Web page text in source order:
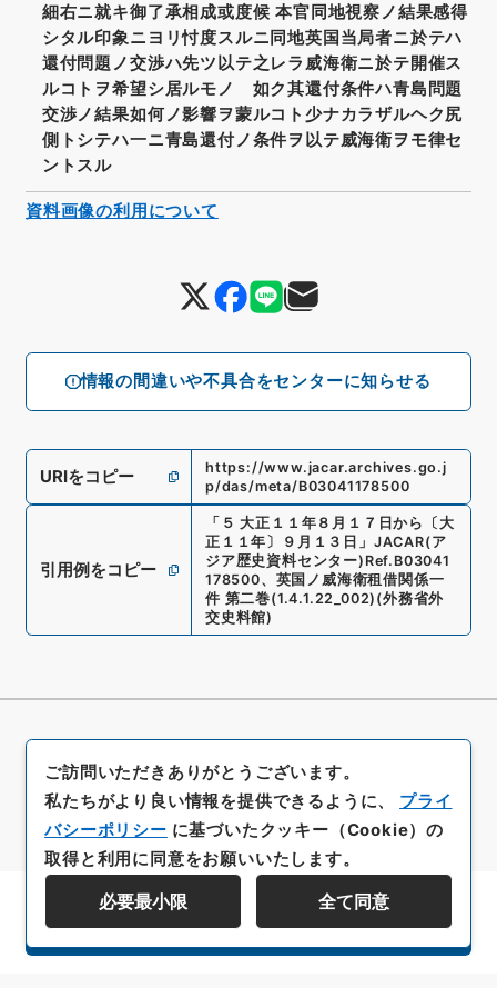
情報の間違いや不具合をセンターに知らせる
細右ニ就キ御了承相成或度候 本官同地視察ノ結果感得
シタル印象ニヨリ忖度スルニ同地英国当局者ニ於テハ
還付問題ノ交渉ハ先ツ以テ之レラ威海衛ニ於テ開催ス
ルコトヲ希望シ居ルモノゝ如ク其還付条件ハ青島問題
交渉ノ結果如何ノ影響ヲ蒙ルコト少ナカラザルヘク尻
側トシテハ一ニ青島還付ノ条件ヲ以テ威海衛ヲモ律セ
ントスル
URIをコピー
https://www.jacar.archives.go.j
p/das/meta/B03041178500
引用例をコピー
「 ５ 大正１１年８月１７日から〔大
正１１年〕９月１３日 」 JACAR(ア
ジア歴史資料センター) Ref. B03041
178500、 英国ノ威海衛租借関係一
件 第二巻(1.4.1.22_002) (外務省外
交史料館)
資料画像の利用について
資料群階層を表示する
ご訪問いただきありがとうございます。
私たちがより良い情報を提供できるように、 プライ
バシーポリシー に基づいたクッキー（Cookie）の
取得と利用に同意をお願いいたします。
必要最小限 全て同意